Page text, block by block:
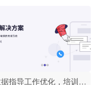
数据指导工作优化，培训助力员工成长